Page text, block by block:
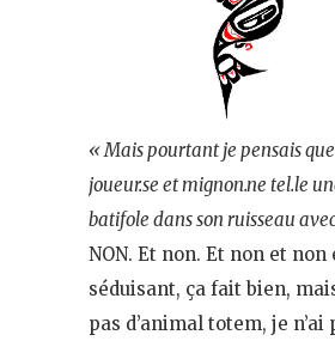
« Mais pourtant je pensais
joueur.se et mignon.ne tel.le
batifole dans son ruisseau
NON. Et non. Et non et non
séduisant, ça fait bien,
pas d’animal totem, je n’ai